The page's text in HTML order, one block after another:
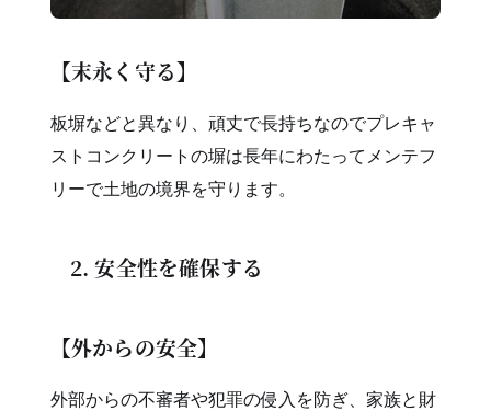
【末永く守る】
板塀などと異なり、頑丈で長持ちなのでプレキャ
ストコンクリートの塀は長年にわたってメンテフ
リーで土地の境界を守ります。
2. 安全性を確保する
【外からの安全】
外部からの不審者や犯罪の侵入を防ぎ、家族と財